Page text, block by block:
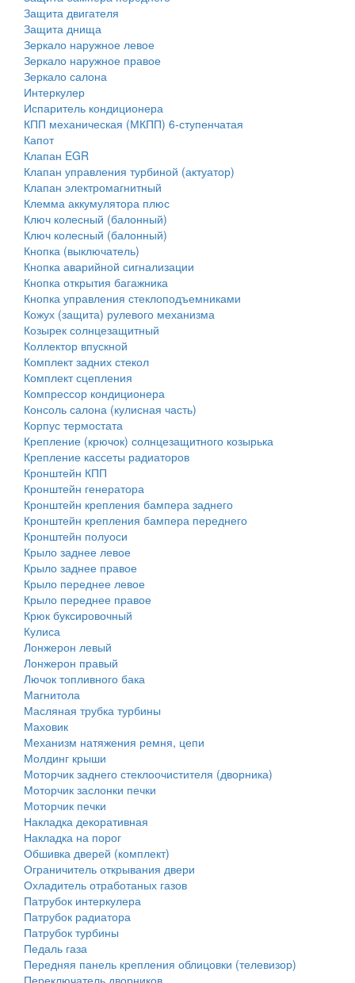
Защита двигателя
Защита днища
Зеркало наружное левое
Зеркало наружное правое
Зеркало салона
Интеркулер
Испаритель кондиционера
КПП механическая (МКПП) 6-ступенчатая
Капот
Клапан EGR
Клапан управления турбиной (актуатор)
Клапан электромагнитный
Клемма аккумулятора плюс
Ключ колесный (балонный)
Ключ колесный (балонный)
Кнопка (выключатель)
Кнопка аварийной сигнализации
Кнопка открытия багажника
Кнопка управления стеклоподъемниками
Кожух (защита) рулевого механизма
Козырек солнцезащитный
Коллектор впускной
Комплект задних стекол
Комплект сцепления
Компрессор кондиционера
Консоль салона (кулисная часть)
Корпус термостата
Крепление (крючок) солнцезащитного козырька
Крепление кассеты радиаторов
Кронштейн КПП
Кронштейн генератора
Кронштейн крепления бампера заднего
Кронштейн крепления бампера переднего
Кронштейн полуоси
Крыло заднее левое
Крыло заднее правое
Крыло переднее левое
Крыло переднее правое
Крюк буксировочный
Кулиса
Лонжерон левый
Лонжерон правый
Лючок топливного бака
Магнитола
Масляная трубка турбины
Маховик
Механизм натяжения ремня, цепи
Молдинг крыши
Моторчик заднего стеклоочистителя (дворника)
Моторчик заслонки печки
Моторчик печки
Накладка декоративная
Накладка на порог
Обшивка дверей (комплект)
Ограничитель открывания двери
Охладитель отработаных газов
Патрубок интеркулера
Патрубок радиатора
Патрубок турбины
Педаль газа
Передняя панель крепления облицовки (телевизор)
Переключатель дворников